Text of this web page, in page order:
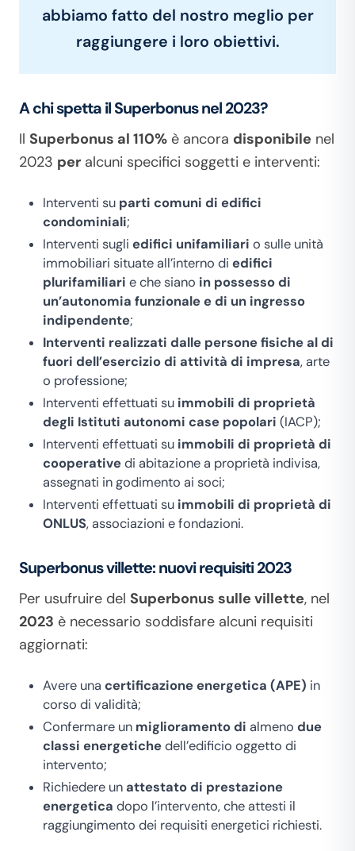
abbiamo fatto del nostro meglio per
raggiungere i loro obiettivi.
A chi spetta il Superbonus nel 2023?
Il Superbonus al 110% è ancora disponibile nel
2023 per alcuni specifici soggetti e interventi:
Interventi su parti comuni di edifici
condominiali;
Interventi sugli edifici unifamiliari o sulle unità
immobiliari situate all’interno di edifici
plurifamiliari e che siano in possesso di
un’autonomia funzionale e di un ingresso
indipendente;
Interventi realizzati dalle persone fisiche al di
fuori dell’esercizio di attività di impresa, arte
o professione;
Interventi effettuati su immobili di proprietà
degli Istituti autonomi case popolari (IACP);
Interventi effettuati su immobili di proprietà di
cooperativedi abitazione a proprietà indivisa,
assegnati in godimento ai soci;
Interventi effettuati su immobili di proprietà di
ONLUS, associazioni e fondazioni.
Superbonus villette: nuovi requisiti 2023
Per usufruire del Superbonus sulle villette, nel
2023 è necessario soddisfare alcuni requisiti
aggiornati:
Avere una certificazione energetica (APE) in
corso di validità;
Confermare un miglioramento di almeno due
classi energetichedell’edificio oggetto di
intervento;
Richiedere unattestato di prestazione
energetica dopo l’intervento, che attesti il
raggiungimento dei requisiti energetici richiesti.